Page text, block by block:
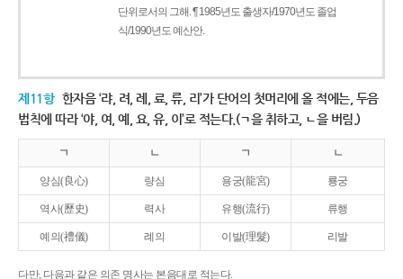
단위로서의 그해. ¶ 1985년도 출생자/1970년도 졸업
식/1990년도 예산안.
제11항 한자음 ‘랴, 려, 례, 료, 류, 리’가 단어의 첫머리에 올 적에는, 두음
법칙에 따라 ‘야, 여, 예, 요, 유, 이’로 적는다.(ㄱ을 취하고, ㄴ을 버림.)
ㄱ ㄴ ㄱ ㄴ
양심(良心) 량심 용궁(龍宮) 룡궁
역사(歷史) 력사 유행(流行) 류행
예의(禮儀) 례의 이발(理髮) 리발
다만, 다음과 같은 의존 명사는 본음대로 적는다.